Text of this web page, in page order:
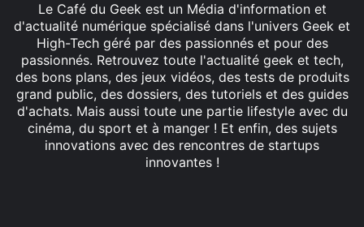
Le Café du Geek est un Média d'information et
d'actualité numérique spécialisé dans l'univers Geek et
High-Tech géré par des passionnés et pour des
passionnés. Retrouvez toute l'actualité geek et tech,
des bons plans, des jeux vidéos, des tests de produits
grand public, des dossiers, des tutoriels et des guides
d'achats. Mais aussi toute une partie lifestyle avec du
cinéma, du sport et à manger ! Et enfin, des sujets
innovations avec des rencontres de startups
innovantes !